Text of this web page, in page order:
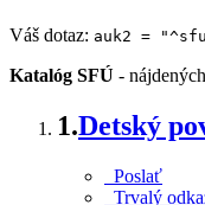
Váš dotaz: auk2 =
Katalóg SFÚ -
1.Detský
Poslať
Trvalý